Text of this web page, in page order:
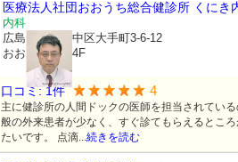
医療法人社団 おおうち総合健診所 くにき
内科
広島県広島市中区大手町3-6-12
おおうちビル4F
口コミ:1件 4
主に健診所の人間ドックの医師を担当されてい
般の外来患者が少なく、すぐ診てもらえるとこ
たいです。 点滴...続きを読む